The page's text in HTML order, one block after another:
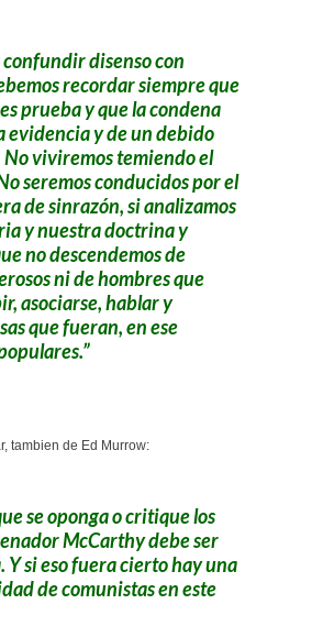
disenso con
recordar siempre que
prueba y que la condena
evidencia y de un debido
No viviremos temiendo el
seremos conducidos por el
de sinrazón, si analizamos
y nuestra doctrina y
no descendemos de
ni de hombres que
asociarse, hablar y
que fueran, en ese
tambien de Ed Murrow:
se oponga o critique los
McCarthy debe ser
Y si eso fuera cierto hay una
de comunistas en este